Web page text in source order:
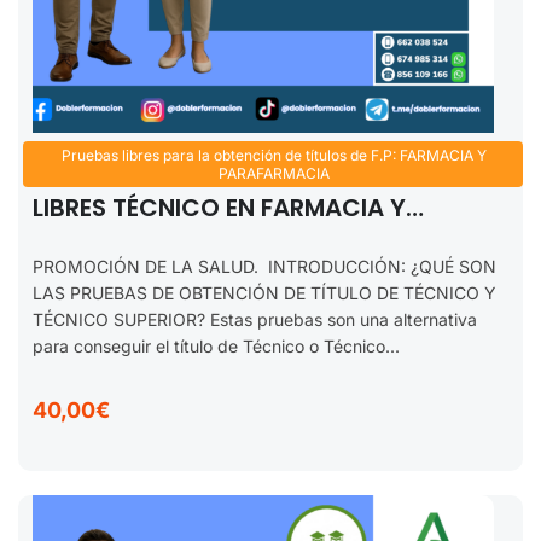
Pruebas libres para la obtención de títulos de F.P: FARMACIA Y
PARAFARMACIA
PROMOCIÓN DE LA SALUD. FP PRUEBAS
LIBRES TÉCNICO EN FARMACIA Y
PROMOCIÓN DE LA SALUD. INTRODUCCIÓN: ¿QUÉ SON
LAS PRUEBAS DE OBTENCIÓN DE TÍTULO DE TÉCNICO Y
TÉCNICO SUPERIOR? Estas pruebas son una alternativa
para conseguir el título de Técnico o Técnico...
40,00€